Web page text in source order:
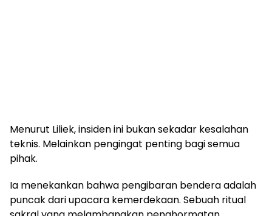
Menurut Liliek, insiden ini bukan sekadar kesalahan
teknis. Melainkan pengingat penting bagi semua
pihak.
Ia menekankan bahwa pengibaran bendera adalah
puncak dari upacara kemerdekaan. Sebuah ritual